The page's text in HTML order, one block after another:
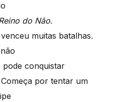
do Não.
muitas batalhas.
pode conquistar
Começa por tentar um